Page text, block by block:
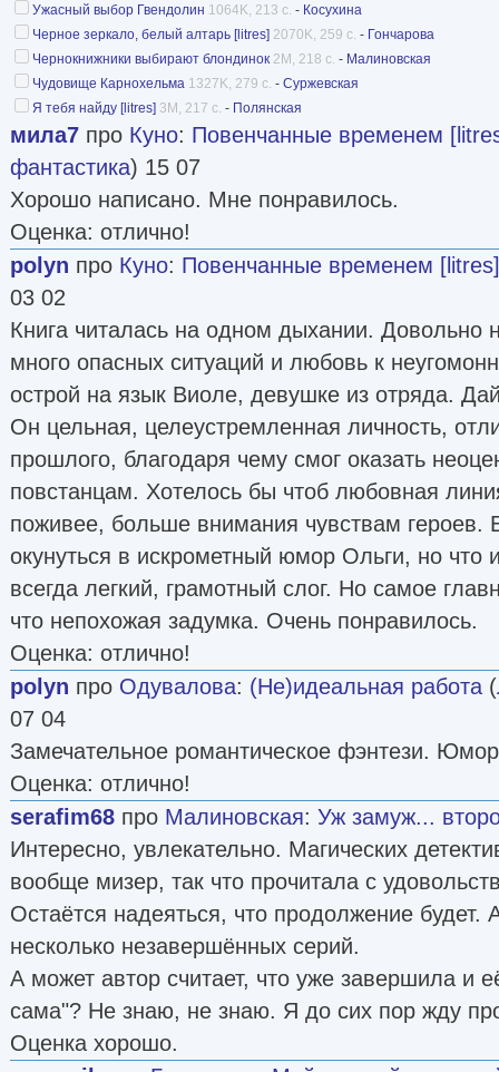
Ужасный выбор Гвендолин 1064K, 213 с. - Косухина
Черное зеркало, белый алтарь [litres] 2070K, 259 с. - Гончарова
Чернокнижники выбирают блондинок 2M, 218 с. - Малиновская
Чудовище Карнохельма 1327K, 279 с. - Суржевская
Я тебя найду [litres] 3M, 217 с. - Полянская
мила7 про Куно: Повенчанные временем
фантастика) 15 07
Хорошо написано. Мне понравилось.
Оценка: отлично!
polyn про Куно: Повенчанные временем [litres]
03 02
Книга читалась на одном дыхании. Довольно
много опасных ситуаций и любовь к
острой на язык Виоле, девушке из отряда.
Он цельная, целеустремленная личность,
прошлого, благодаря чему смог оказать
повстанцам. Хотелось бы чтоб любовная
поживее, больше внимания чувствам героев.
окунуться в искрометный юмор Ольги, но
всегда легкий, грамотный слог. Но самое
что непохожая задумка. Очень понравилось.
Оценка: отлично!
polyn про Одувалова: (Не)идеальная работа (
07 04
Замечательное романтическое фэнтези.
Оценка: отлично!
serafim68 про Малиновская: Уж замуж...
Интересно, увлекательно. Магических
вообще мизер, так что прочитала с
Остаётся надеяться, что продолжение будет.
несколько незавершённых серий.
А может автор считает, что уже завершила и
сама"? Не знаю, не знаю. Я до сих пор жду
Оценка хорошо.